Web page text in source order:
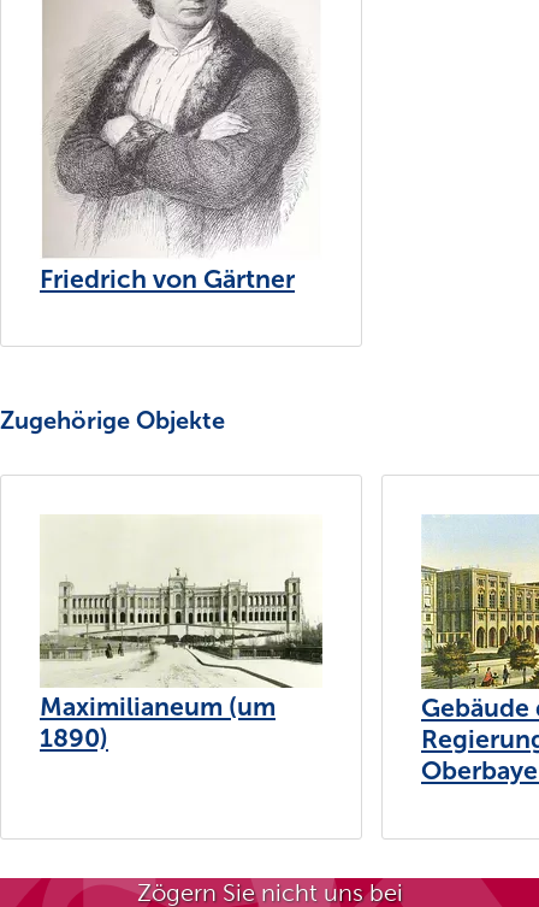
Friedrich von Gärtner
Zugehörige Objekte
Maximilianeum (um
1890)
Gebäude
Zögern Sie nicht uns bei